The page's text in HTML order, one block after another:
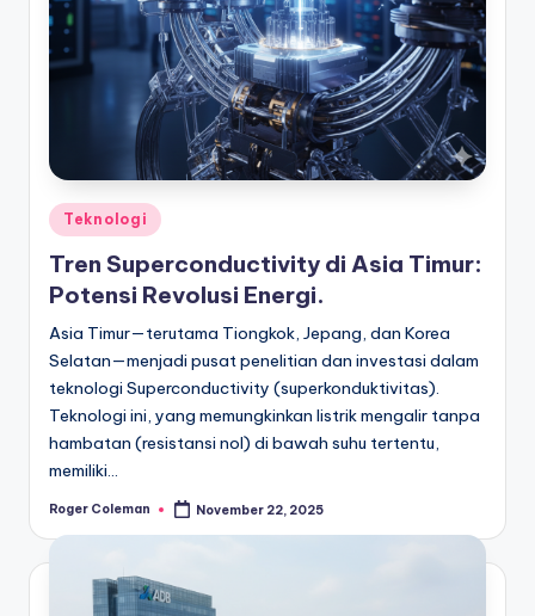
Posted
in
Teknologi
Tren Superconductivity di Asia Timur:
Potensi Revolusi Energi.
Asia Timur—terutama Tiongkok, Jepang, dan Korea
Selatan—menjadi pusat penelitian dan investasi dalam
teknologi Superconductivity (superkonduktivitas).
Teknologi ini, yang memungkinkan listrik mengalir tanpa
hambatan (resistansi nol) di bawah suhu tertentu,
memiliki…
Posted
Roger Coleman November 22, 2025